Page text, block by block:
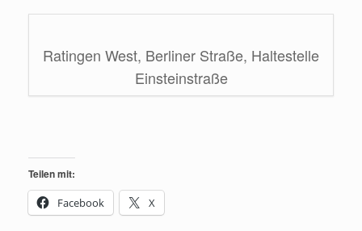
Ratingen West, Berliner Straße, Haltestelle
Einsteinstraße
Teilen mit:
Facebook
X